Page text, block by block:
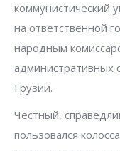
коммунистический
на ответственной
народным
административных
Грузии.
Честный,
пользовался